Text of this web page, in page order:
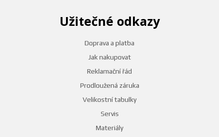
Užitečné odkazy
Doprava a platba
Jak nakupovat
Reklamační řád
Prodloužená záruka
Velikostní tabulky
Servis
Materiály